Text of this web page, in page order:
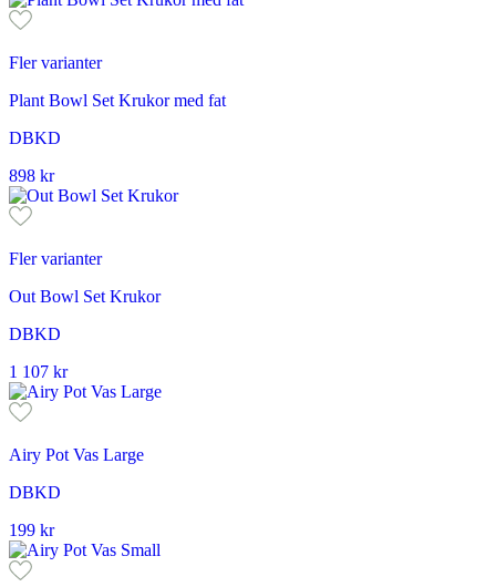
Fler varianter
Plant Bowl Set Krukor med fat
DBKD
898 kr
Fler varianter
Out Bowl Set Krukor
DBKD
1 107 kr
Airy Pot Vas Large
DBKD
199 kr